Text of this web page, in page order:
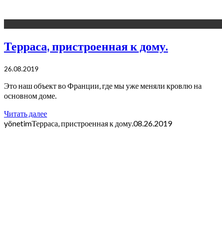
Терраса, пристроенная к дому.
26.08.2019
Это наш объект во Франции, где мы уже меняли кровлю на
основном доме.
Читать далее
yönetimТерраса, пристроенная к дому.08.26.2019